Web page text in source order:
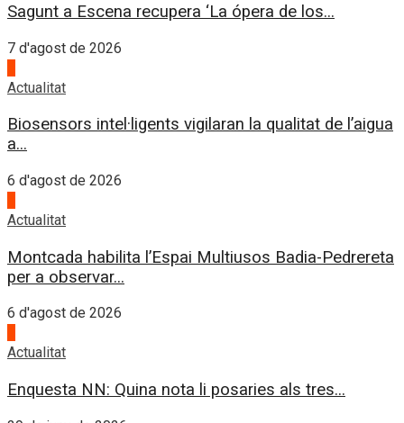
Sagunt a Escena recupera ‘La ópera de los...
7 d'agost de 2026
Actualitat
Biosensors intel·ligents vigilaran la qualitat de l’aigua
a...
6 d'agost de 2026
Actualitat
Montcada habilita l’Espai Multiusos Badia-Pedrereta
per a observar...
6 d'agost de 2026
Actualitat
Enquesta NN: Quina nota li posaries als tres...